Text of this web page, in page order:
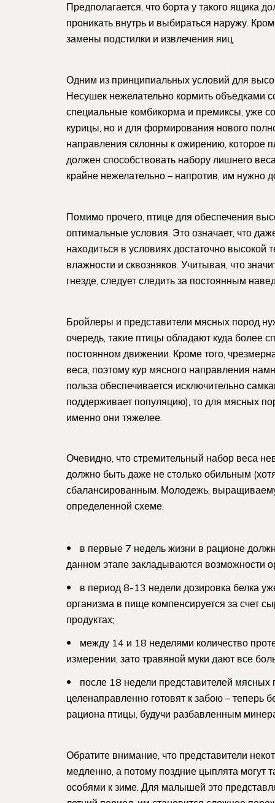
Предполагается, что борта у такого ящика
проникать внутрь и выбираться наружу.
замены подстилки и извлечения яиц.
Одним из принципиальных условий для
Несушек нежелательно кормить объедками
специальные комбикорма и премиксы, уже
курицы, но и для формирования нового
направления склонны к ожирению, которое
должен способствовать набору лишнего
крайне нежелательно – напротив, им нужно
Помимо прочего, птице для обеспечения
оптимальные условия. Это означает, что
находиться в условиях достаточно высокой
влажности и сквозняков. Учитывая, что
гнезде, следует следить за постоянным
Бройлеры и представители мясных пород
очередь, такие птицы обладают куда более
постоянном движении. Кроме того,
веса, поэтому кур мясного направления
польза обеспечивается исключительно
поддерживает популяцию), то для мясных
именно они тяжелее.
Очевидно, что стремительный набор веса
должно быть даже не столько обильным
сбалансированным. Молодежь,
определенной схеме:
в первые 7 недель жизни в рационе
данном этапе закладываются возможности
в период 8-13 недели дозировка белка
организма в пище компенсируется за счет
продуктах;
между 14 и 18 неделями количество
измерении, зато травяной муки дают все
после 18 недели представителей
целенаправленно готовят к забою – теперь
рациона птицы, будучи разбавленным
Обратите внимание, что представители
медленно, а потому поздние цыплята могут
особями к зиме. Для малышей это